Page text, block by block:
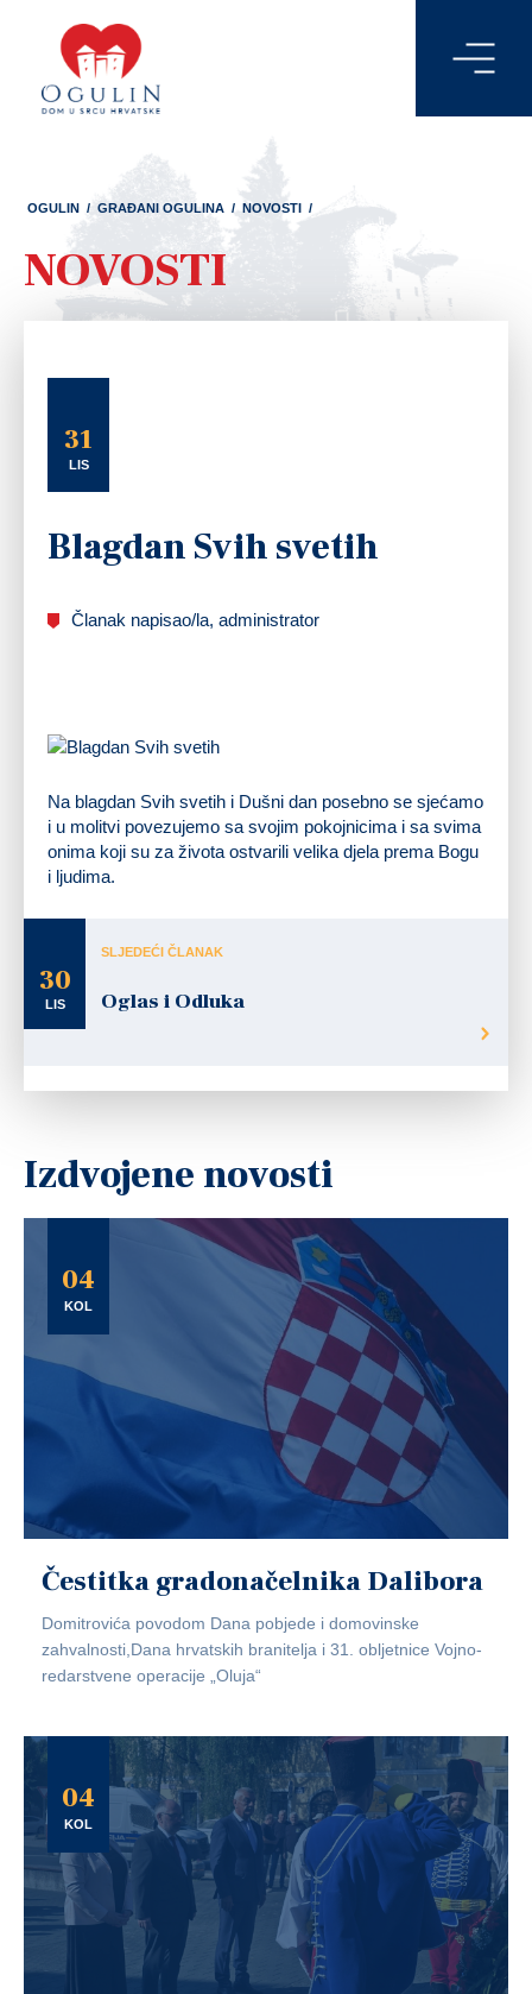
OGULIN / GRAĐANI OGULINA / NOVOSTI /
NOVOSTI
31
LIS
Blagdan Svih svetih
Članak napisao/la, administrator
Na blagdan Svih svetih i Dušni dan posebno se sjećamo
i u molitvi povezujemo sa svojim pokojnicima i sa svima
onima koji su za života ostvarili velika djela prema Bogu
i ljudima.
30
LIS
SLJEDEĆI ČLANAK
Oglas i Odluka
Izdvojene novosti
04
KOL
Čestitka gradonačelnika Dalibora
Domitrovića povodom Dana pobjede i domovinske
zahvalnosti,Dana hrvatskih branitelja i 31. obljetnice Vojno-
redarstvene operacije „Oluja“
04
KOL